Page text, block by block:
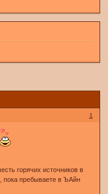
1
горячих источников в
пока пребываете в ЪАйн